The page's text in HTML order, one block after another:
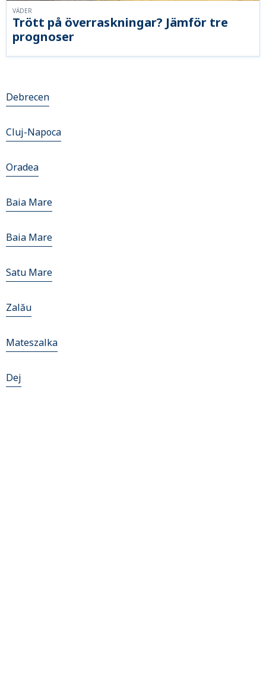
Trött på överraskningar? Jämför tre
prognoser
VÄDER
Debrecen
Cluj-Napoca
Oradea
Baia Mare
Baia Mare
Satu Mare
Zalău
Mateszalka
Dej